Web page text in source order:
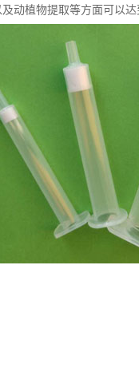
动植物提取等方面可以达